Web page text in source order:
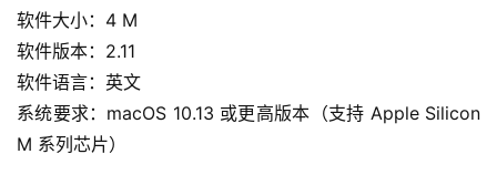
e
m
a
c
O
软件大小：4 M
软件版本：2.11
软件语言：英文
系统要求：macOS 10.13 或更高版本（支持 Apple Silicon
M 系列芯片）